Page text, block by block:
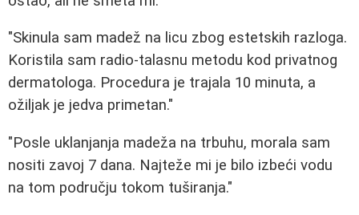
"Skinula sam madež na licu zbog estetskih razloga.
Koristila sam radio-talasnu metodu kod privatnog
dermatologa. Procedura je trajala 10 minuta, a
ožiljak je jedva primetan."
"Posle uklanjanja madeža na trbuhu, morala sam
nositi zavoj 7 dana. Najteže mi je bilo izbeći vodu
na tom području tokom tuširanja."